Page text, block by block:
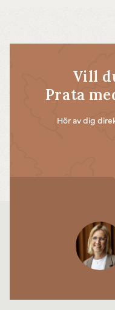
Vill
Prata
Hör av dig